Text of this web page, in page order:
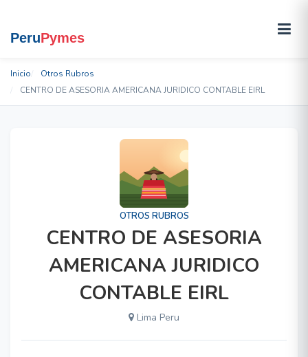
Inicio
Otros Rubros
CENTRO DE ASESORIA AMERICANA JURIDICO CONTABLE EIRL
OTROS RUBROS
CENTRO DE ASESORIA
AMERICANA JURIDICO
CONTABLE EIRL
Lima Peru